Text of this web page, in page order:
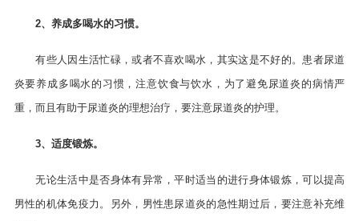
2、养成多喝水的习惯。
有些人因生活忙碌，或者不喜欢喝水，其实这是不好的。患者尿道
炎要养成多喝水的习惯，注意饮食与饮水，为了避免尿道炎的病情严
重，而且有助于尿道炎的理想治疗，要注意尿道炎的护理。
3、适度锻炼。
无论生活中是否身体有异常，平时适当的进行身体锻炼，可以提高
男性的机体免疫力。另外，男性患尿道炎的急性期过后，要注意补充维